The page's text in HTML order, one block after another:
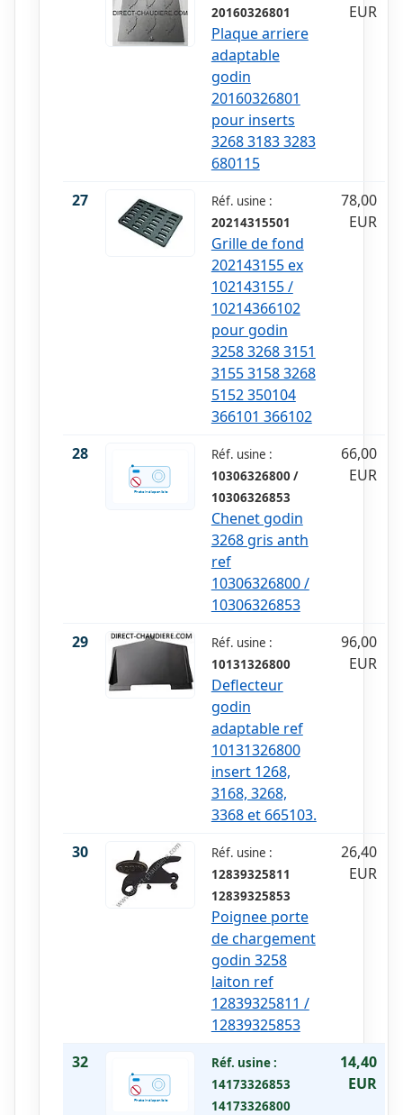
20160326801
Plaque arriere
adaptable
godin
20160326801
pour inserts
3268 3183 3283
680115
EUR
27
Réf. usine :
20214315501
Grille de fond
202143155 ex
102143155 /
10214366102
pour godin
3258 3268 3151
3155 3158 3268
5152 350104
366101 366102
78,00
EUR
28
Réf. usine :
10306326800 /
10306326853
Chenet godin
3268 gris anth
ref
10306326800 /
10306326853
66,00
EUR
29
Réf. usine :
10131326800
Deflecteur
godin
adaptable ref
10131326800
insert 1268,
3168, 3268,
3368 et 665103.
96,00
EUR
30
Réf. usine :
12839325811
12839325853
Poignee porte
de chargement
godin 3258
laiton ref
12839325811 /
12839325853
26,40
EUR
32
Réf. usine :
14173326853
14173326800
14,40
EUR